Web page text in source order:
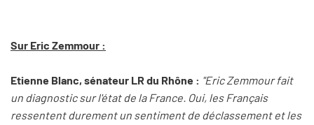
Sur Eric Zemmour :
Etienne Blanc, sénateur LR du Rhône : "Eric Zemmour fait
un diagnostic sur l'état de la France. Oui, les Français
ressentent durement un sentiment de déclassement et les